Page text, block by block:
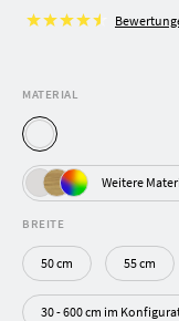
MATERIAL
Weitere
BREITE
50 cm 55 cm
30 - 600 cm im